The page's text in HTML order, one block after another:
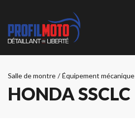
Salle de montre / Équipement mécanique
HONDA SSCLC